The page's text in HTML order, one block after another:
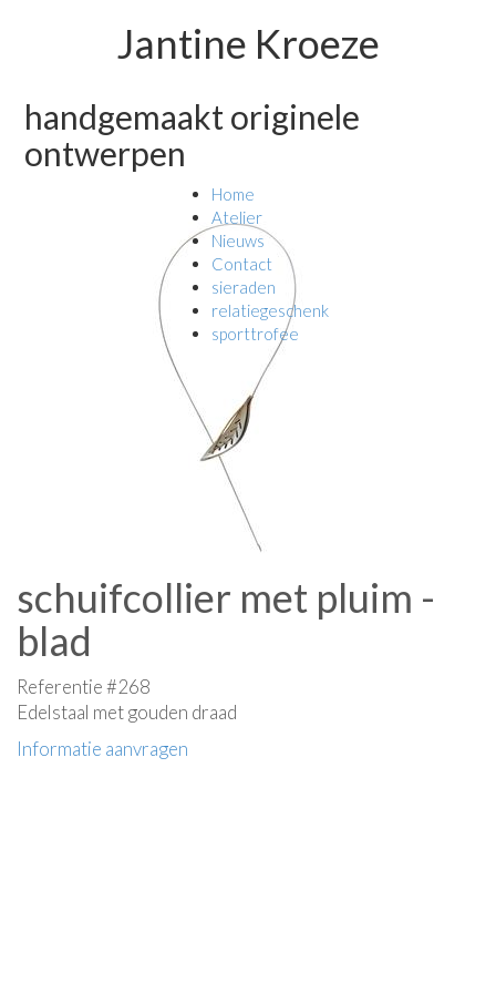
Jantine Kroeze
handgemaakt originele
ontwerpen
Home
Atelier
Nieuws
Contact
sieraden
relatiegeschenk
sporttrofee
schuifcollier met pluim -
blad
Referentie #268
Edelstaal met gouden draad
Informatie aanvragen